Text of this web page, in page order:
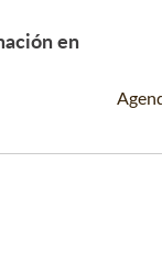
Leer Más +
en